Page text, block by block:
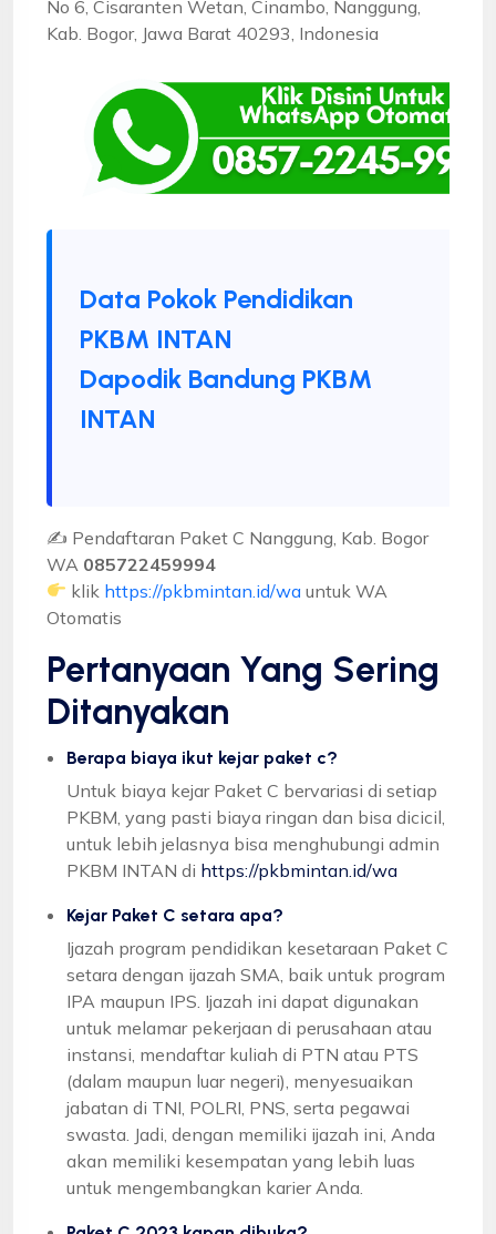
No 6, Cisaranten Wetan, Cinambo, Nanggung,
Kab. Bogor, Jawa Barat 40293, Indonesia
Data Pokok Pendidikan
PKBM INTAN
Dapodik Bandung PKBM
INTAN
✍ Pendaftaran Paket C Nanggung, Kab. Bogor
WA 085722459994
klik https://pkbmintan.id/wa untuk WA
Otomatis
Pertanyaan Yang Sering
Ditanyakan
Berapa biaya ikut kejar paket c?
Untuk biaya kejar Paket C bervariasi di setiap
PKBM, yang pasti biaya ringan dan bisa dicicil,
untuk lebih jelasnya bisa menghubungi admin
PKBM INTAN di https://pkbmintan.id/wa
Kejar Paket C setara apa?
Ijazah program pendidikan kesetaraan Paket C
setara dengan ijazah SMA, baik untuk program
IPA maupun IPS. Ijazah ini dapat digunakan
untuk melamar pekerjaan di perusahaan atau
instansi, mendaftar kuliah di PTN atau PTS
(dalam maupun luar negeri), menyesuaikan
jabatan di TNI, POLRI, PNS, serta pegawai
swasta. Jadi, dengan memiliki ijazah ini, Anda
akan memiliki kesempatan yang lebih luas
untuk mengembangkan karier Anda.